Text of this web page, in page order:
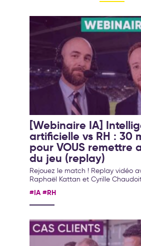
[Webinaire IA]
artificielle vs RH : 30
pour VOUS remettre
du jeu (replay)
Rejouez le match ! Replay vidéo
Raphaël Kattan et Cyrille
#IA #RH